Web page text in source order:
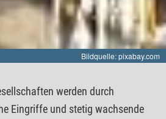
Bildquelle: pixabay.com
werden durch
Eingriffe und stetig wachsende